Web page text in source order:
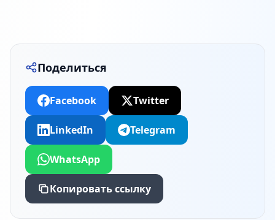
Поделиться
Facebook Twitter
LinkedIn Telegram
WhatsApp
Копировать ссылку